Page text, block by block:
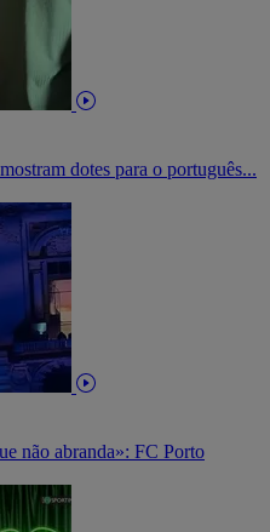
dotes para o português...
não abranda»: FC Porto